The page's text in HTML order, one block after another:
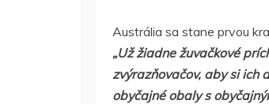
Austrália sa stane prvou
„Už žiadne žuvačkové
zvýrazňovačov, aby si ich
obyčajné obaly s